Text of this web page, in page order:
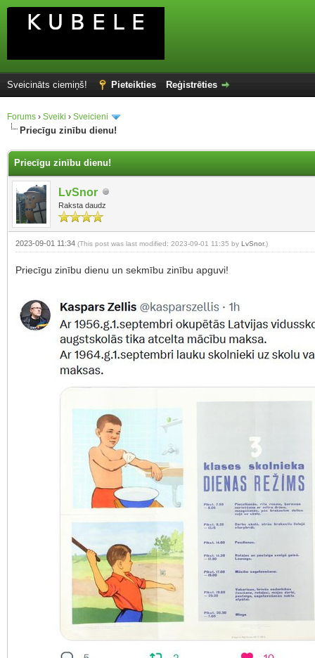
Sveicināts ciemiņš! Pieteikties Reģistrēties
Forums › Sveiki › Sveicieni
Priecīgu zinību dienu!
Priecīgu zinību dienu!
LvSnor
Raksta daudz
2023-09-01 11:34 (This post was last modified: 2023-09-01 11:35 by LvSnor.)
Priecīgu zinību dienu un sekmību zinību apguvi!